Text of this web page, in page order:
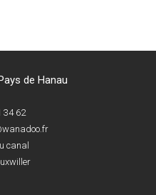
de Hanau
34 62
canal